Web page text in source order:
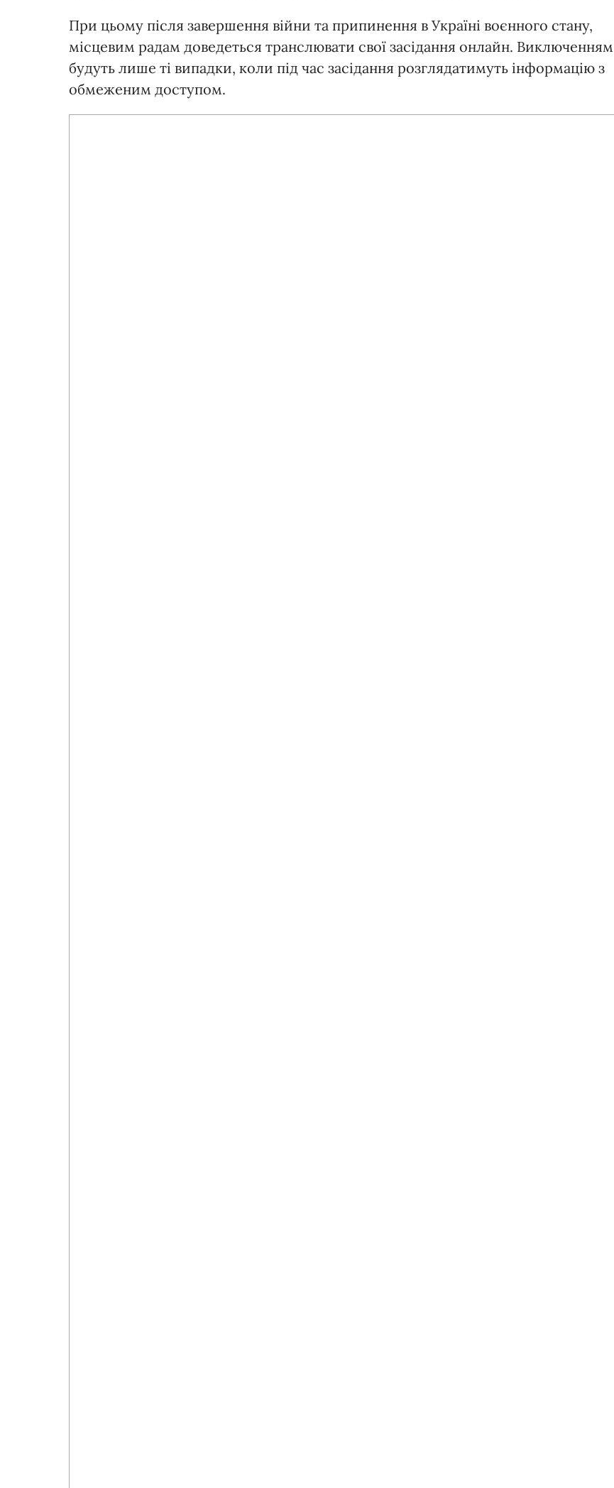
При цьому після завершення війни та припинення в Україні воєнного стану,
місцевим радам доведеться транслювати свої засідання онлайн. Виключенням
будуть лише ті випадки, коли під час засідання розглядатимуть інформацію з
обмеженим доступом.